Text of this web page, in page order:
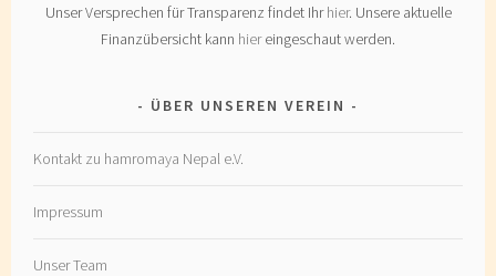
Unser Versprechen für Transparenz findet Ihrhier. Unsere aktuelle
Finanzübersicht kann hiereingeschaut werden.
ÜBER UNSEREN VEREIN
Kontakt zu hamromaya Nepal e.V.
Impressum
Unser Team